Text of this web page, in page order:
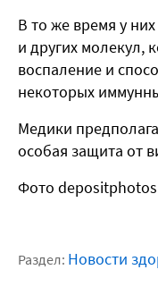
В то же время у
и других молекул,
воспаление и
некоторых
Медики
особая защита от
Фото
Раздел: Новости